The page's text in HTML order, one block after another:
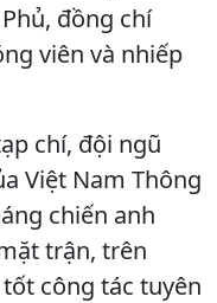
đồng chí
viên và nhiếp
chí, đội ngũ
Việt Nam Thông
chiến anh
trận, trên
công tác tuyên